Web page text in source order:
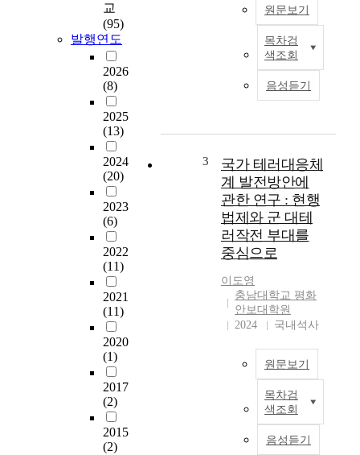
교
(95)
발행연도
2026
(8)
2025
(13)
2024
(20)
2023
(6)
2022
(11)
2021
(11)
2020
(1)
2017
(2)
2015
(2)
원문보기
목차검
색조회
음성듣기
d
3
국가 테러대응체
계 발전방안에
관한 연구 : 현행
법제와 군 대테
러작전 부대를
중심으로
이도영
충남대학교 평화
안보대학원
2024
국내석사
원문보기
목차검
색조회
음성듣기